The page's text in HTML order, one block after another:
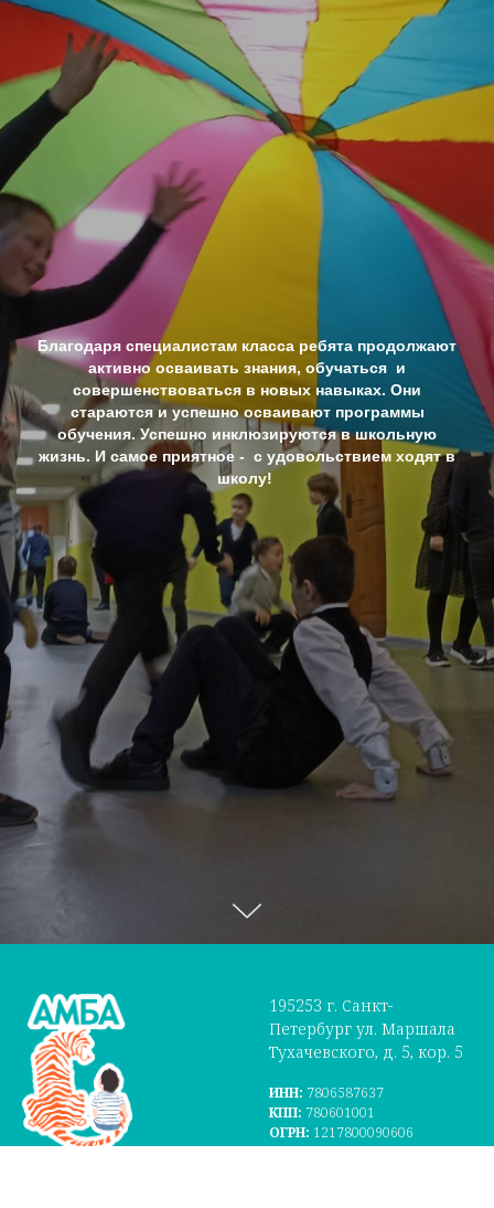
Благодаря специалистам класса ребята продолжают
активно осваивать знания, обучаться и
совершенствоваться в новых навыках. Они
стараются и успешно осваивают программы
обучения. Успешно инклюзируются в школьную
жизнь. И самое приятное - с удовольствием ходят в
школу!
195253 г. Санкт-
Петербург ул. Маршала
Тухачевского, д. 5, кор. 5
ИНН: 7806587637
КПП: 780601001
ОГРН: 1217800090606
Расчётный счёт: